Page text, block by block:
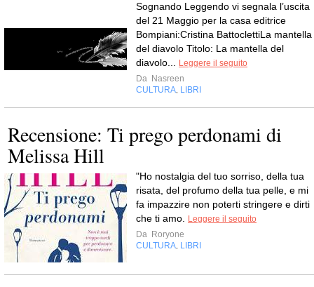
Sognando Leggendo vi segnala l’uscita
del 21 Maggio per la casa editrice
Bompiani:Cristina BattoclettiLa mantella
del diavolo Titolo: La mantella del
diavolo... Leggere il seguito
Da Nasreen
CULTURA, LIBRI
Recensione: Ti prego perdonami di
Melissa Hill
"Ho nostalgia del tuo sorriso, della tua
risata, del profumo della tua pelle, e mi
fa impazzire non poterti stringere e dirti
che ti amo. Leggere il seguito
Da Roryone
CULTURA, LIBRI